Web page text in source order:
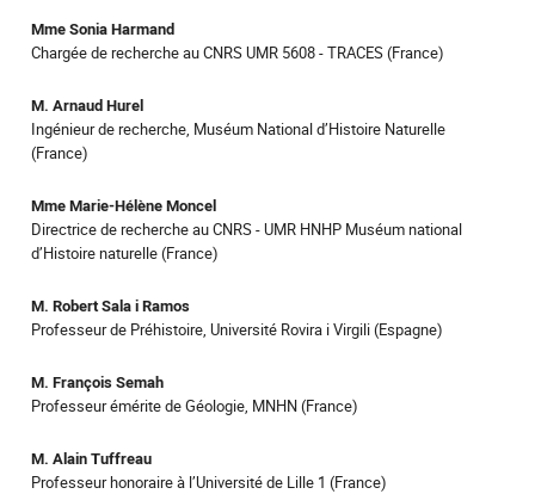
Mme Sonia Harmand
Chargée de recherche au CNRS UMR 5608 - TRACES (France)
M. Arnaud Hurel
Ingénieur de recherche, Muséum National d’Histoire Naturelle
(France)
Mme Marie-Hélène Moncel
Directrice de recherche au CNRS - UMR HNHP Muséum national
d’Histoire naturelle (France)
M. Robert Sala i Ramos
Professeur de Préhistoire, Université Rovira i Virgili (Espagne)
M. François Semah
Professeur émérite de Géologie, MNHN (France)
M. Alain Tuffreau
Professeur honoraire à l’Université de Lille 1 (France)